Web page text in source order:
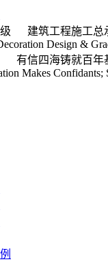
建筑工程施工总
Design &
有信四海铸就百年
Makes